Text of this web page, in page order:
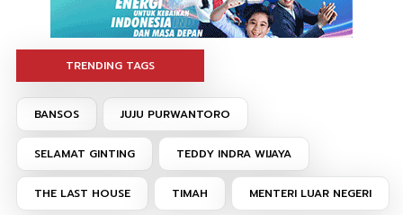
TRENDING TAGS
BANSOS JUJU PURWANTORO
SELAMAT GINTING TEDDY INDRA WIJAYA
THE LAST HOUSE TIMAH MENTERI LUAR NEGERI